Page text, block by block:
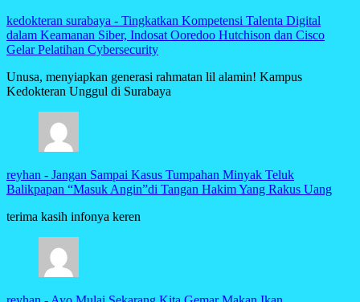
kedokteran surabaya - Tingkatkan Kompetensi Talenta Digital
dalam Keamanan Siber, Indosat Ooredoo Hutchison dan Cisco
Gelar Pelatihan Cybersecurity
Unusa, menyiapkan generasi rahmatan lil alamin! Kampus
Kedokteran Unggul di Surabaya
reyhan - Jangan Sampai Kasus Tumpahan Minyak Teluk
Balikpapan “Masuk Angin”di Tangan Hakim Yang Rakus Uang
terima kasih infonya keren